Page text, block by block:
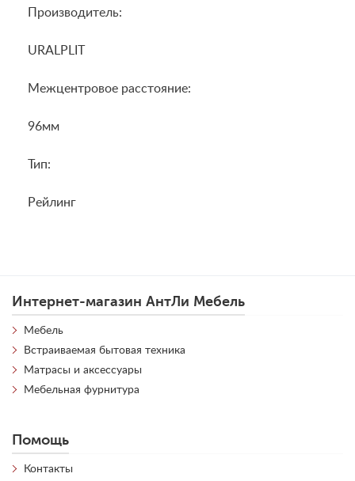
Производитель:
URALPLIT
Межцентровое расстояние:
96мм
Тип:
Рейлинг
Интернет-магазин АнтЛи Мебель
Мебель
Встраиваемая бытовая техника
Матрасы и аксессуары
Мебельная фурнитура
Помощь
Контакты